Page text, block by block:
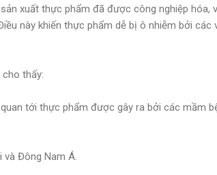
xuất thực phẩm đã được công nghiệp hóa,
này khiến thực phẩm dễ bị ô nhiễm bởi các
thấy:
tới thực phẩm được gây ra bởi các mầm
Đông Nam Á.